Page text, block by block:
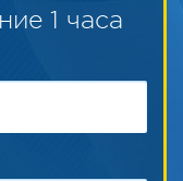
1 часа